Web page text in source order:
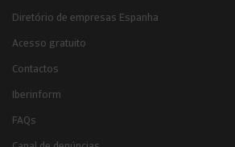
Diretório de empresas Espanha
Acesso gratuito
Contactos
Iberinform
FAQs